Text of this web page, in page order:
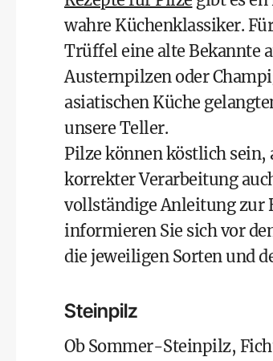
wahre Küchenklassiker.
Trüffel eine alte Bekannte
Austernpilzen oder
asiatischen Küche
unsere Teller.
Pilze können köstlich
korrekter Verarbeitung
vollständige Anleitung zur
informieren Sie sich vor
die jeweiligen Sorten und
Steinpilz
Ob Sommer-Steinpilz,